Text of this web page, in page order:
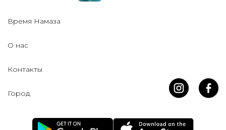
Время Намаза
О нас
Контакты
Город